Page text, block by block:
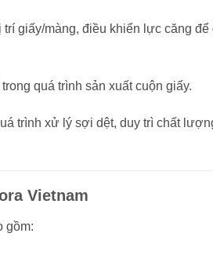
trí giấy/màng, điều khiển lực căng để
quá trình sản xuất cuộn giấy.
trình xử lý sợi dệt, duy trì chất
Vietnam
gồm: